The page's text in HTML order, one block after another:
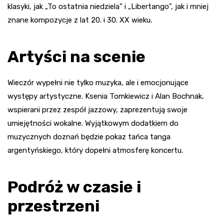
klasyki, jak „To ostatnia niedziela” i „Libertango”, jak i mniej
znane kompozycje z lat 20. i 30. XX wieku.
Artyści na scenie
Wieczór wypełni nie tylko muzyka, ale i emocjonujące
występy artystyczne. Ksenia Tomkiewicz i Alan Bochnak,
wspierani przez zespół jazzowy, zaprezentują swoje
umiejętności wokalne. Wyjątkowym dodatkiem do
muzycznych doznań będzie pokaz tańca tanga
argentyńskiego, który dopełni atmosferę koncertu.
Podróż w czasie i
przestrzeni